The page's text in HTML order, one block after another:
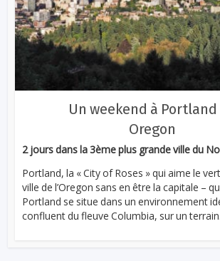
Un weekend à Portland
Oregon
2 jours dans la 3ème plus grande ville du
Portland, la « City of Roses » qui aime le
ville de l’Oregon sans en être la capitale –
Portland se situe dans un environnement
confluent du fleuve Columbia, sur un